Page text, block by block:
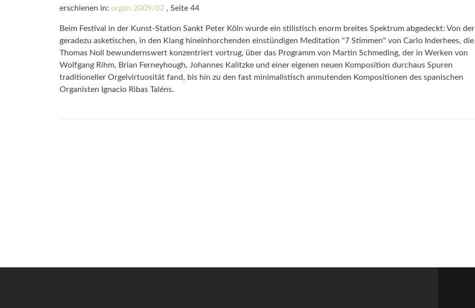
erschienen in: organ 2009/02 , Seite 44
Beim Festival in der Kunst-Station Sankt Peter Köln wurde ein stilistisch enorm breites Spektrum abgedeckt: Von der
geradezu asketischen, in den Klang hineinhorchenden einstündigen Meditation "7 Stimmen" von Carlo Inderhees, die
Thomas Noll bewundernswert konzentriert vortrug, über das Programm von Martin Schmeding, der in Werken von
Wolfgang Rihm, Brian Ferneyhough, Johannes Kalitzke und einer eigenen neuen Komposition durchaus Spuren
traditioneller Orgelvirtuosität fand, bis hin zu den fast minimalistisch anmutenden Kompositionen des spanischen
Organisten Ignacio Ribas Taléns.